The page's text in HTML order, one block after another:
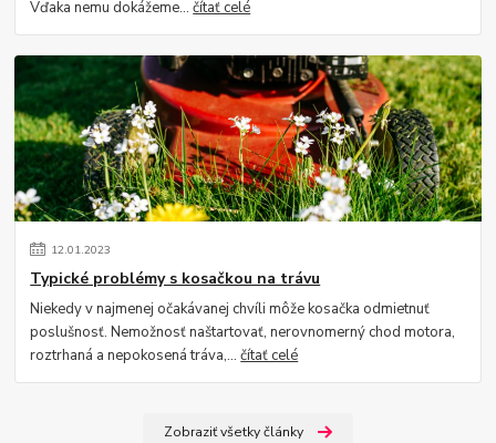
Vďaka nemu dokážeme...čítať celé
12.01.2023
Typické problémy s kosačkou na trávu
Niekedy v najmenej očakávanej chvíli môže kosačka odmietnuť
poslušnosť. Nemožnosť naštartovať, nerovnomerný chod motora,
roztrhaná a nepokosená tráva,...čítať celé
Zobraziť všetky články